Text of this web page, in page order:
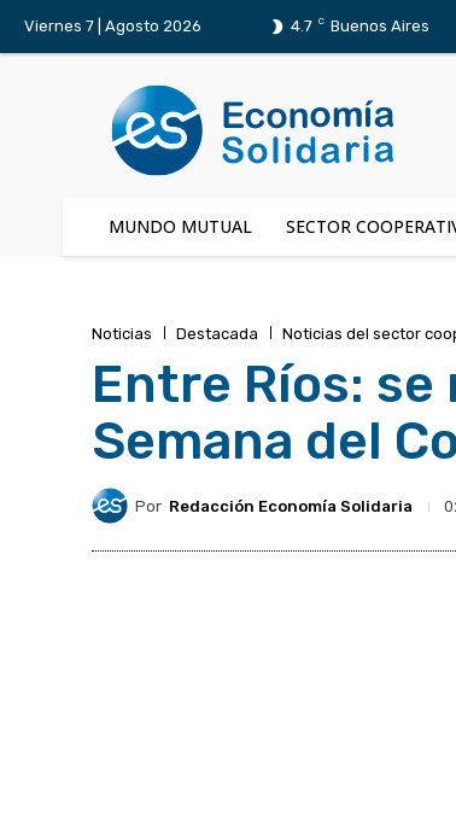
Viernes 7 | Agosto 2026 4.7 C Buenos Aires
MUNDO MUTUAL SECTOR
Noticias Destacada Noticias del sector
Entre Ríos:
Semana del
Por Redacción Economía Solidaria